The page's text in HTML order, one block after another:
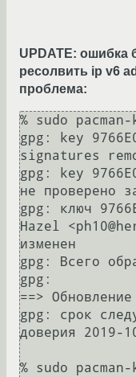
UPDATE: ошибка
ресолвить ip v6
проблема:
% sudo
gpg: key
signatures
gpg: key
не проверено
gpg: ключ
Hazel
изменен
gpg: Всего
gpg:
==>
gpg: срок
доверия 2019-
% sudo